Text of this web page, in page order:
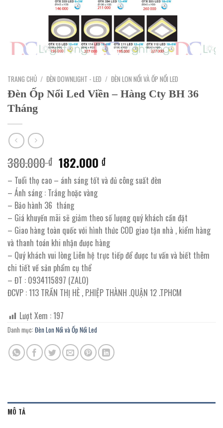
TRANG CHỦ / ĐÈN DOWNLIGHT - LED / ĐÈN LON NỔI VÀ ỐP NỔI LED
Đèn Ốp Nổi Led Viền – Hàng Cty BH 36
Tháng
380.000₫ Giá
gốc
là:
380.000 ₫.
182.000₫Giá
hiện
tại
182.000 ₫.
– Tuổi thọ cao – ánh sáng tốt và đủ công suất đèn
– Ánh sáng : Trắng hoặc vàng
– Bảo hành 36 tháng
– Giá khuyến mãi sẽ giảm theo số lượng quý khách cần đặt
– Giao hàng toàn quốc với hình thức COD giao tận nhà , kiểm hàng
và thanh toán khi nhận được hàng
– Quý khách vui lòng Liên hệ trực tiếp để được tư vấn và biết thêm
chi tiết về sản phẩm cụ thể
– ĐT : 0934115897 (ZALO)
ĐCVP : 113 TRẦN THỊ HÈ , P.HIỆP THÀNH .QUẬN 12 .TPHCM
Lượt Xem :197
Danh mục: Đèn Lon Nổi và Ốp Nổi Led
MÔ TẢ